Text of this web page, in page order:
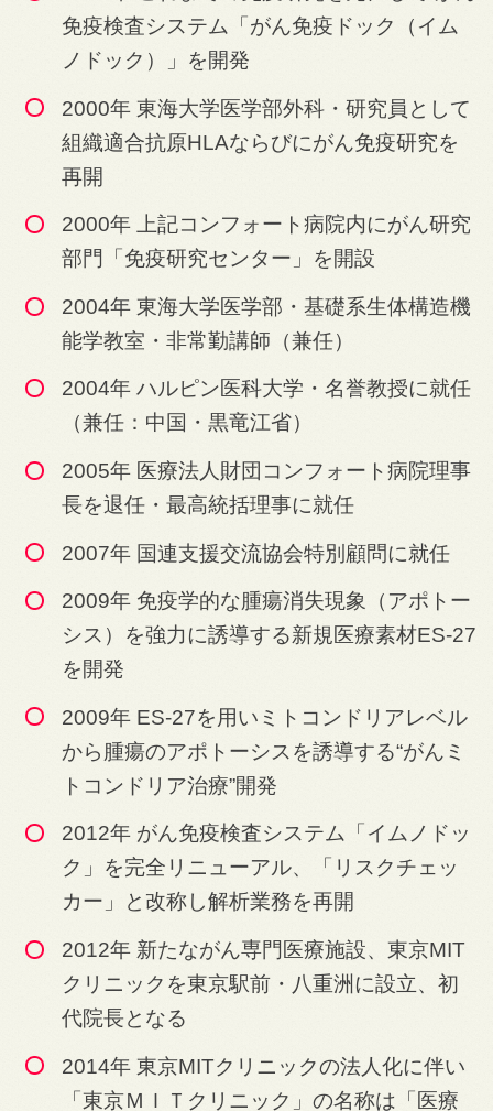
免疫検査システム「がん免疫ドック（イム
ノドック）」を開発
2000年 東海大学医学部外科・研究員として
組織適合抗原HLAならびにがん免疫研究を
再開
2000年 上記コンフォート病院内にがん研究
部門「免疫研究センター」を開設
2004年 東海大学医学部・基礎系生体構造機
能学教室・非常勤講師（兼任）
2004年 ハルピン医科大学・名誉教授に就任
（兼任：中国・黒竜江省）
2005年 医療法人財団コンフォート病院理事
長を退任・最高統括理事に就任
2007年 国連支援交流協会特別顧問に就任
2009年 免疫学的な腫瘍消失現象（アポトー
シス）を強力に誘導する新規医療素材ES-27
を開発
2009年 ES-27を用いミトコンドリアレベル
から腫瘍のアポトーシスを誘導する“がんミ
トコンドリア治療”開発
2012年 がん免疫検査システム「イムノドッ
ク」を完全リニューアル、「リスクチェッ
カー」と改称し解析業務を再開
2012年 新たながん専門医療施設、東京MIT
クリニックを東京駅前・八重洲に設立、初
代院長となる
2014年 東京MITクリニックの法人化に伴い
「東京ＭＩＴクリニック」の名称は「医療